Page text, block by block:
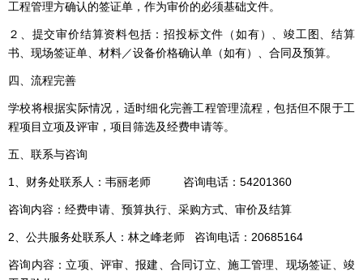
工程管理方确认的签证单，作为审价的必须基础文件。
２、提交审价结算资料包括：招投标文件（如有）、竣工图、结算
书、现场签证单、材料／设备价格确认单（如有）、合同及预算。
四、流程完善
学校将根据实际情况，适时细化完善工程管理流程，包括但不限于工
程项目立项及评审，项目筛选及经费申请等。
五、联系与咨询
1、财务处联系人：韦丽老师 咨询电话：54201360
咨询内容：经费申请、预算执行、采购方式、审价及结算
2、公共服务处联系人：林之峰老师 咨询电话：20685164
咨询内容：立项、评审、报建、合同订立、施工管理、现场签证、竣